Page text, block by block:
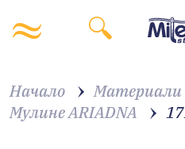
Начало
Материали
Мулине ARIADNA